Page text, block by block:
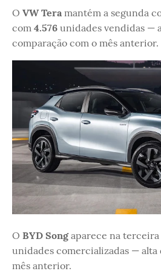
O VW Tera mantém a segunda
com 4.576 unidades vendidas —
comparação com o mês anterior.
O BYD Songaparece na terceira
unidades comercializadas — alta
mês anterior.